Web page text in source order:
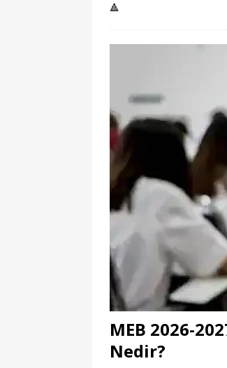
🔺
MEB 2026-
Nedir?